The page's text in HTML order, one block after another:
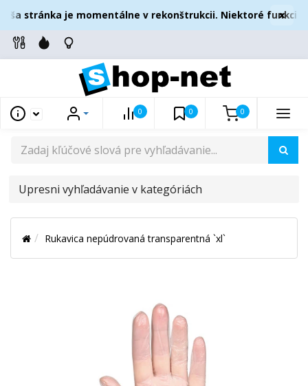
stránka je momentálne v rekonštrukcii. Niektoré funkcie
×
0 0 0
UPRESNI
V
KATEGÓRIÁCH
Rukavica nepúdrovaná transparentná `xl`